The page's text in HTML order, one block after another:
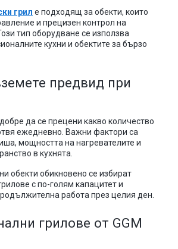
грил е подходящ за обекти, които
и прецизен контрол на
тип оборудване се използва
кухни и обектите за бързо
предвид при
да се прецени какво количество
ежедневно. Важни фактори са
мощността на нагревателите и
в кухнята.
обекти обикновено се избират
с по-голям капацитет и
работа през целия ден.
грилове от GGM